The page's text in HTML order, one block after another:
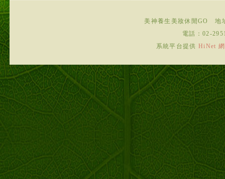
美神養生美妝休閒GO
地
電話： 02-
系統平台提供HiNet